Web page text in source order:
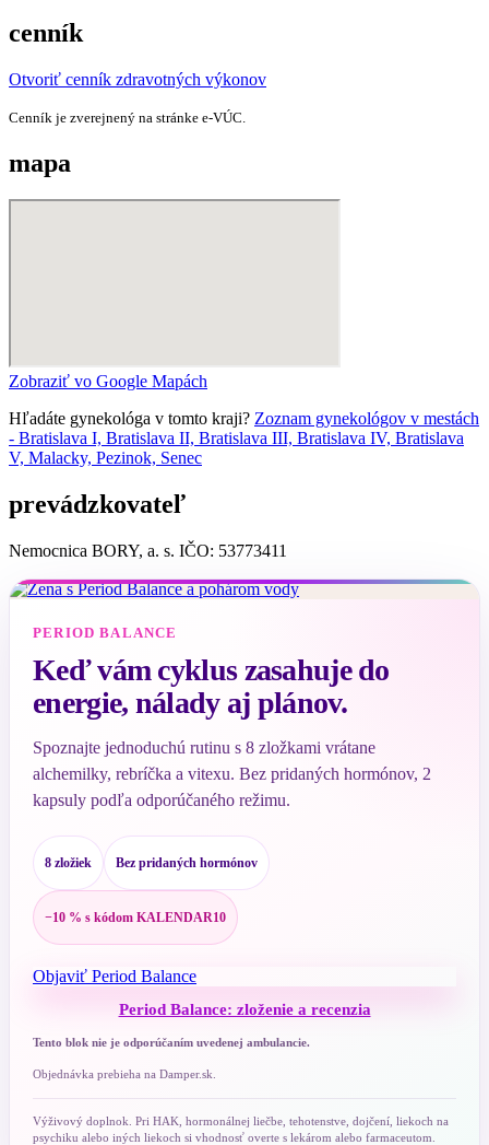
cenník
Otvoriť cenník zdravotných výkonov
Cenník je zverejnený na stránke e‑VÚC.
mapa
Zobraziť vo Google Mapách
Hľadáte gynekológa v tomto kraji? Zoznam gynekológov v mestách
- Bratislava I, Bratislava II, Bratislava III, Bratislava IV, Bratislava
V, Malacky, Pezinok, Senec
prevádzkovateľ
Nemocnica BORY, a. s. IČO: 53773411
PERIOD BALANCE
Keď vám cyklus zasahuje do
energie, nálady aj plánov.
Spoznajte jednoduchú rutinu s 8 zložkami vrátane
alchemilky, rebríčka a vitexu. Bez pridaných hormónov, 2
kapsuly podľa odporúčaného režimu.
8 zložiek Bez pridaných hormónov
−10 % s kódom KALENDAR10
Objaviť Period Balance
Period Balance: zloženie a recenzia
Tento blok nie je odporúčaním uvedenej ambulancie.
Objednávka prebieha na Damper.sk.
Výživový doplnok. Pri HAK, hormonálnej liečbe, tehotenstve, dojčení, liekoch na
psychiku alebo iných liekoch si vhodnosť overte s lekárom alebo farmaceutom.